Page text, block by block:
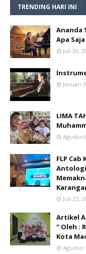
TRENDING HARI INI
Ananda
Apa
Juli 30,
Januari
LIMA
Agustus
FLP
Juli 25,
Artikel
“ Oleh :
Kota
Agustus